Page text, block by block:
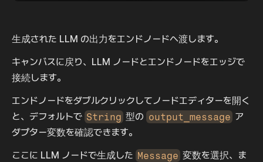
生成された LLM の出力をエンドノードへ渡します。
キャンバスに戻り、LLM ノードとエンドノードをエッジで
接続します。
エンドノードをダブルクリックしてノードエディターを開く
と、デフォルトで String 型の output_message ア
ダプター変数を確認できます。
ここに LLM ノードで生成した Message 変数を選択、ま